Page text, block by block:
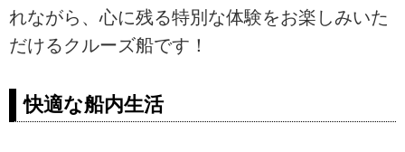
れながら、心に残る特別な体験をお楽しみいた
だけるクルーズ船です！
快適な船内生活